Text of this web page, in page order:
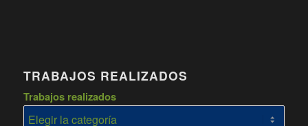
TRABAJOS REALIZADOS
Trabajos realizados